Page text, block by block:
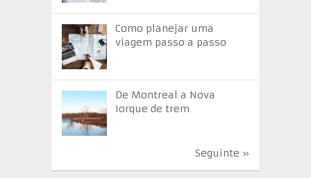
Como planejar uma
viagem passo a passo
De Montreal a Nova
Iorque de trem
Seguinte »